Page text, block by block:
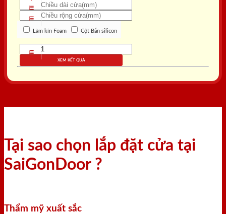
Làm kín Foam Cột Bắn silicon
XEM KẾT QUẢ
Tại sao chọn lắp đặt cửa tại
SaiGonDoor ?
Thẩm mỹ xuất sắc